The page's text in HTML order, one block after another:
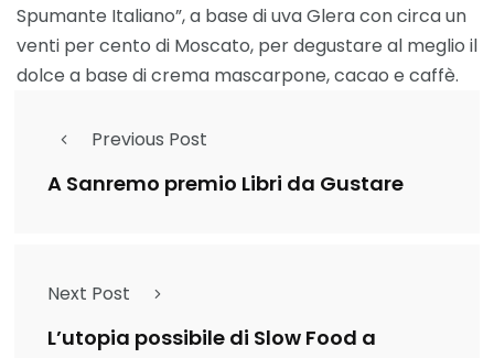
Spumante Italiano”, a base di uva Glera con circa un
venti per cento di Moscato, per degustare al meglio il
dolce a base di crema mascarpone, cacao e caffè.
Previous Post
A Sanremo premio Libri da Gustare
Next Post
L’utopia possibile di Slow Food a